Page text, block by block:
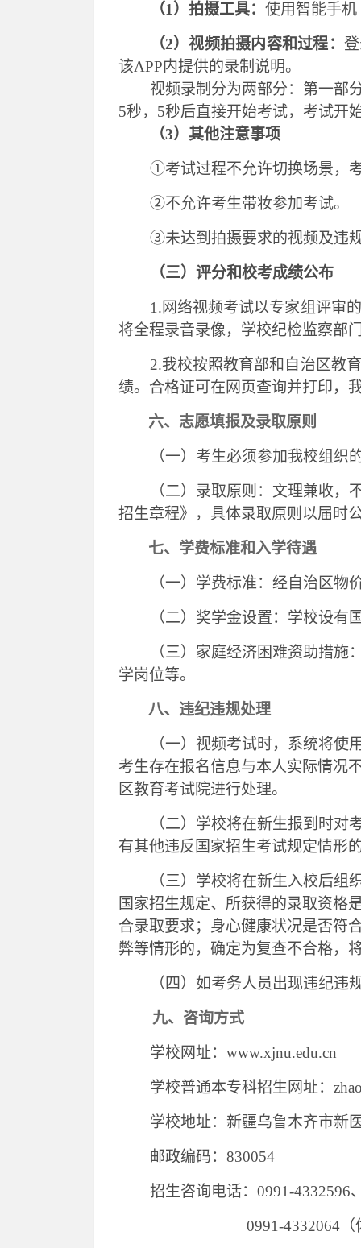
（1） 拍摄工具： 使用智能手机
（2） 视频拍摄内容和过程：
该APP内提供的录制说明。
视频录制分为两部分：第一部
5秒，5秒后直接开始考试， 考试开
（3）其他注意事项
①考试过程不允许切换场景，
②不允许考生带妆参加考试。
③未达到拍摄要求的视频及违
（三）评分和校考成绩公布
1.网络视频考试以专家组评审
将全程录音录像，学校纪检监察部
2.我校按照教育部和自治区教
绩。合格证可在网页查询并打印，
六、志愿填报及录取原则
（一） 考生必须参加我校组织
（二）录取原则： 文理兼收，
招生章程》
， 具体录取原则以届时
七、学费标准和入学待遇
（一）学费标准：经自治区物
（二）奖学金设置：学校设
（三）家庭经济困难资助措
学岗位等。
八、 违纪违规处理
（一） 视频考试时，系统将使
考生存在报名信息与本人实际情况
区教育考试院进行处理。
（二） 学校将在新生报到时对
有其他违反国家招生考试规定情形
（三） 学校将在新生入校后组
国家招生规定、所获得的录取资格
合录取要求；身心健康状况是否符
弊等情形的，确定为复查不合格，
（四）如考务人员出现违纪
九、咨询方式
学校网址： www.xjnu.edu.cn
学校普通本专科招生网址：
学校地址：新疆乌鲁木齐市新
邮政编码： 830054
招生咨询电话： 0991-4332596
0991-4332064（